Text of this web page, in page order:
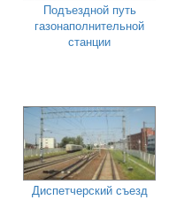
Подъездной путь
газонаполнительной
станции
Диспетчерский съезд